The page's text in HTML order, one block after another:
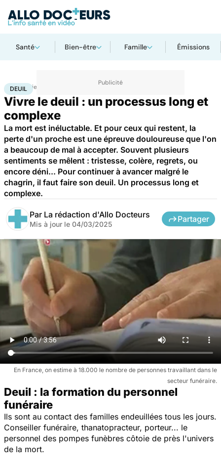
Santé Bien-être Famille Émissions
Accueil Bien-être
DEUIL
Vivre le deuil : un processus long et
complexe
La mort est inéluctable. Et pour ceux qui restent, la
perte d'un proche est une épreuve douloureuse que l'on
a beaucoup de mal à accepter. Souvent plusieurs
sentiments se mêlent : tristesse, colère, regrets, ou
encore déni... Pour continuer à avancer malgré le
chagrin, il faut faire son deuil. Un processus long et
complexe.
Par La rédaction d'Allo Docteurs
Mis à jour le 04/03/2025
Partager
En France, on estime à 18.000 le nombre de personnes travaillant dans le
secteur funéraire.
Deuil : la formation du personnel
funéraire
Ils sont au contact des familles endeuillées tous les jours.
Conseiller funéraire, thanatopracteur, porteur... le
personnel des pompes funèbres côtoie de près l'univers
de la mort.